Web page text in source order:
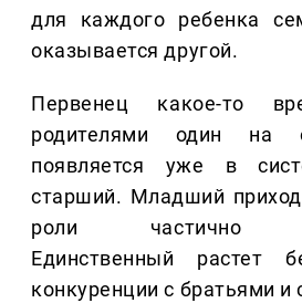
для каждого ребенка
оказывается другой.
Первенец какое-то
родителями один на
появляется уже в
старший. Младший
роли частично
Единственный растет
конкуренции с братьями и